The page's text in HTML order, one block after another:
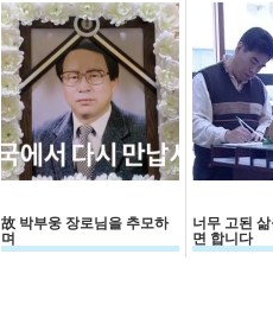
故 박부웅 장로님을 추모하
며
너무 고된
면 합니다